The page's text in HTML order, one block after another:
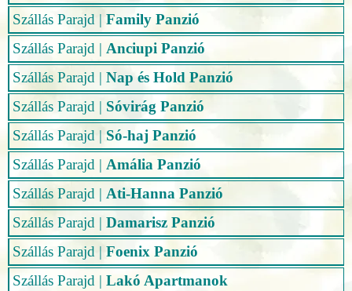
Szállás Parajd | Family Panzió
Szállás Parajd | Anciupi Panzió
Szállás Parajd | Nap és Hold Panzió
Szállás Parajd | Sóvirág Panzió
Szállás Parajd | Só-haj Panzió
Szállás Parajd | Amália Panzió
Szállás Parajd | Ati-Hanna Panzió
Szállás Parajd | Damarisz Panzió
Szállás Parajd | Foenix Panzió
Szállás Parajd | Lakó Apartmanok